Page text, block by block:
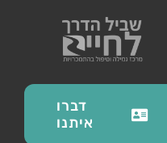
דברו
איתנו